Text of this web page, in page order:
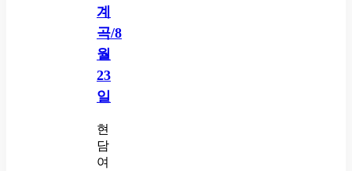
계
곡/8
월
23
일
현
담
여